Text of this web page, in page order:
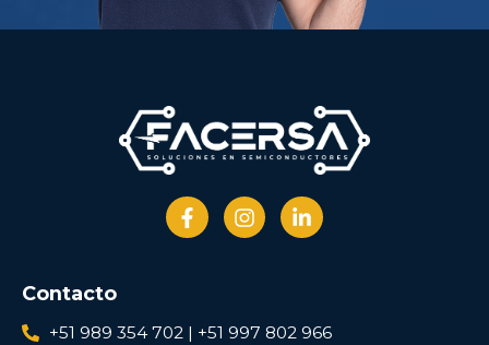
Contacto
+51 989 354 702 | +51 997 802 966